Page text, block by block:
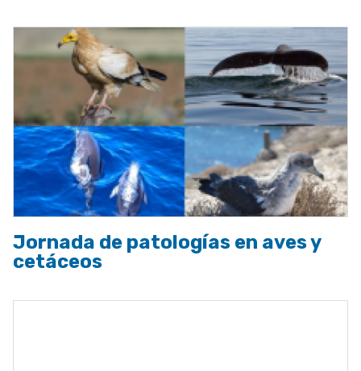
Jornada de patologías en aves y
cetáceos